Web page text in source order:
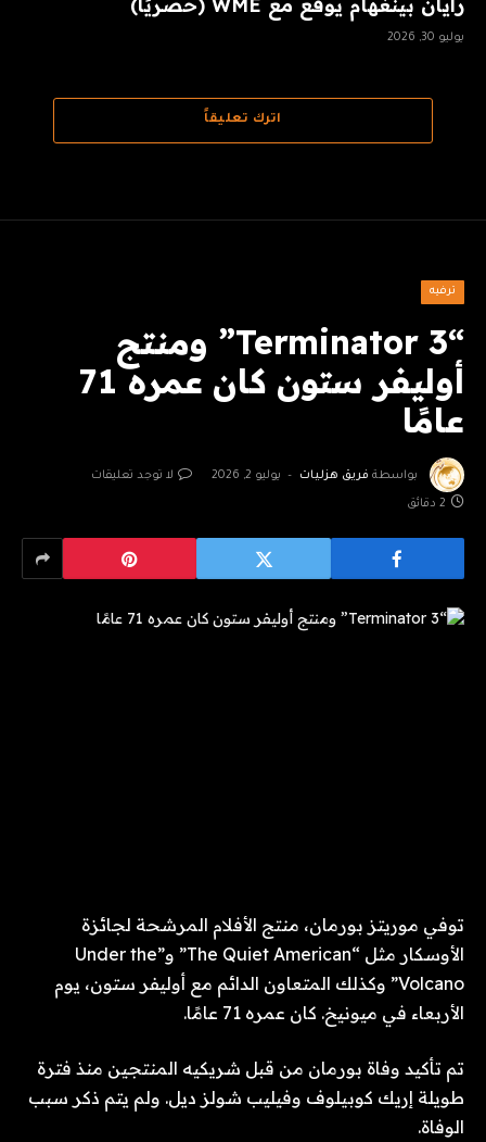
رايان بينغهام يوقع مع WME (حصريًا)
يوليو 30, 2026
اترك تعليقاً
ترفيه
“Terminator 3” ومنتج
أوليفر ستون كان عمره 71
عامًا
بواسطة فريق هزليات يوليو 2, 2026 لا توجد تعليقات
2 دقائق
توفي موريتز بورمان، منتج الأفلام المرشحة لجائزة
الأوسكار مثل “The Quiet American” و”Under the
Volcano” وكذلك المتعاون الدائم مع أوليفر ستون، يوم
الأربعاء في ميونيخ. كان عمره 71 عامًا.
تم تأكيد وفاة بورمان من قبل شريكيه المنتجين منذ فترة
طويلة إريك كوبيلوف وفيليب شولز ديل. ولم يتم ذكر سبب
الوفاة.